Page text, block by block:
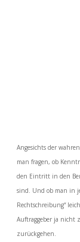
Angesichts der
man fragen, ob
den Eintritt in den
sind. Und ob man in
Rechtschreibung“
Auftraggeber ja nicht
zurückgehen.